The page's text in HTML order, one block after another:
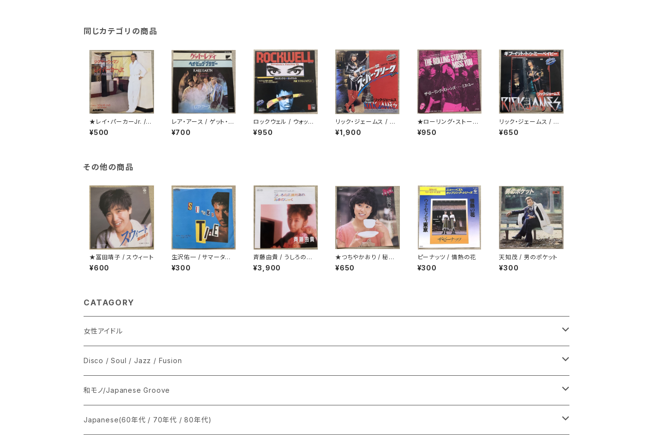
同じカテゴリの商品
★レイ・パーカーJr. /
ジ・アザー・ウーマン
¥500
レア・アース / ゲット・レ
ディ
¥700
ロックウェル / ウォッチ
ング・ミー
¥950
リック・ジェームス / ス
ーパー・フリーク
¥1,900
★ローリング・ストーン
ズ / ミス・ユー
¥950
リック・ジェームス / ギ
ブ・イット・トゥ・ミー・ベ
イビー
¥650
その他の商品
★冨田靖子 / スウィート
¥600
生沢佑一 / サマータイ
ム プロモ
¥300
斉藤由貴 / うしろの正
面だあれ
¥3,900
★つちやかおり / 秘密
じゃないけど秘密
¥650
ピーナッツ / 情熱の花
¥300
天知茂 / 男のポケット
¥300
CATAGORY
女性アイドル
シングル盤
あ行
か行
LP
CD
Disco / Soul / Jazz / Fusion
シングル盤
A
12インチ・シングル
和モノ/Japanese Groove
シングル盤
Japanese(60年代 / 70年代 / 80年代)